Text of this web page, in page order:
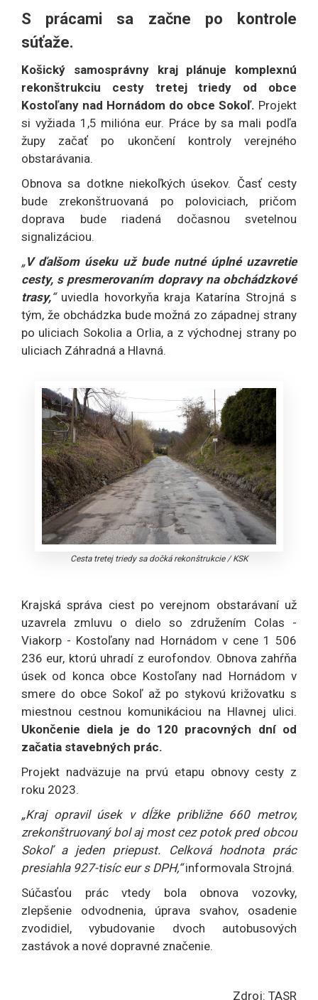
S prácami sa začne po kontrole
súťaže.
Košický samosprávny kraj plánuje komplexnú
rekonštrukciu cesty tretej triedy od obce
Kostoľany nad Hornádom do obce Sokoľ. Projekt
si vyžiada 1,5 milióna eur. Práce by sa mali podľa
župy začať po ukončení kontroly verejného
obstarávania.
Obnova sa dotkne niekoľkých úsekov. Časť cesty
bude zrekonštruovaná po poloviciach, pričom
doprava bude riadená dočasnou svetelnou
signalizáciou.
„V ďalšom úseku už bude nutné úplné uzavretie
cesty, s presmerovaním dopravy na obchádzkové
trasy,“uviedla hovorkyňa kraja Katarína Strojná s
tým, že obchádzka bude možná zo západnej strany
po uliciach Sokolia a Orlia, a z východnej strany po
uliciach Záhradná a Hlavná.
Cesta tretej triedy sa dočká rekonštrukcie/KSK
Krajská správa ciest po verejnom obstarávaní už
uzavrela zmluvu o dielo so združením Colas -
Viakorp - Kostoľany nad Hornádom v cene 1 506
236 eur, ktorú uhradí z eurofondov. Obnova zahŕňa
úsek od konca obce Kostoľany nad Hornádom v
smere do obce Sokoľ až po stykovú križovatku s
miestnou cestnou komunikáciou na Hlavnej ulici.
Ukončenie diela je do 120 pracovných dní od
začatia stavebných prác.
Projekt nadväzuje na prvú etapu obnovy cesty z
roku 2023.
„Kraj opravil úsek v dĺžke približne 660 metrov,
zrekonštruovaný bol aj most cez potok pred obcou
Sokoľ a jeden priepust. Celková hodnota prác
presiahla 927-tisíc eur s DPH,“informovala Strojná.
Súčasťou prác vtedy bola obnova vozovky,
zlepšenie odvodnenia, úprava svahov, osadenie
zvodidiel, vybudovanie dvoch autobusových
zastávok a nové dopravné značenie.
Zdroj: TASR